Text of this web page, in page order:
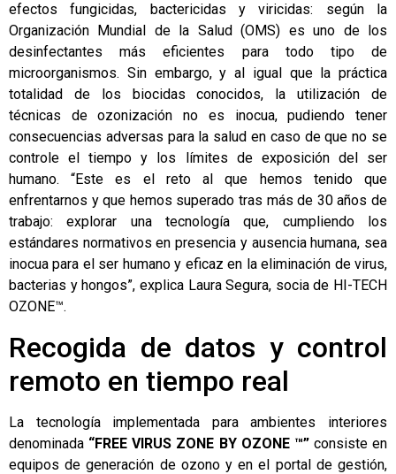
efectos fungicidas, bactericidas y viricidas: según la
Organización Mundial de la Salud (OMS) es uno de los
desinfectantes más eficientes para todo tipo de
microorganismos. Sin embargo, y al igual que la práctica
totalidad de los biocidas conocidos, la utilización de
técnicas de ozonización no es inocua, pudiendo tener
consecuencias adversas para la salud en caso de que no se
controle el tiempo y los límites de exposición del ser
humano. “Este es el reto al que hemos tenido que
enfrentarnos y que hemos superado tras más de 30 años de
trabajo: explorar una tecnología que, cumpliendo los
estándares normativos en presencia y ausencia humana, sea
inocua para el ser humano y eficaz en la eliminación de virus,
bacterias y hongos”, explica Laura Segura, socia de HI-TECH
OZONE™.
Recogida de datos y control
remoto en tiempo real
La tecnología implementada para ambientes interiores
denominada “FREE VIRUS ZONE BY OZONE ™”consiste en
equipos de generación de ozono y en el portal de gestión,